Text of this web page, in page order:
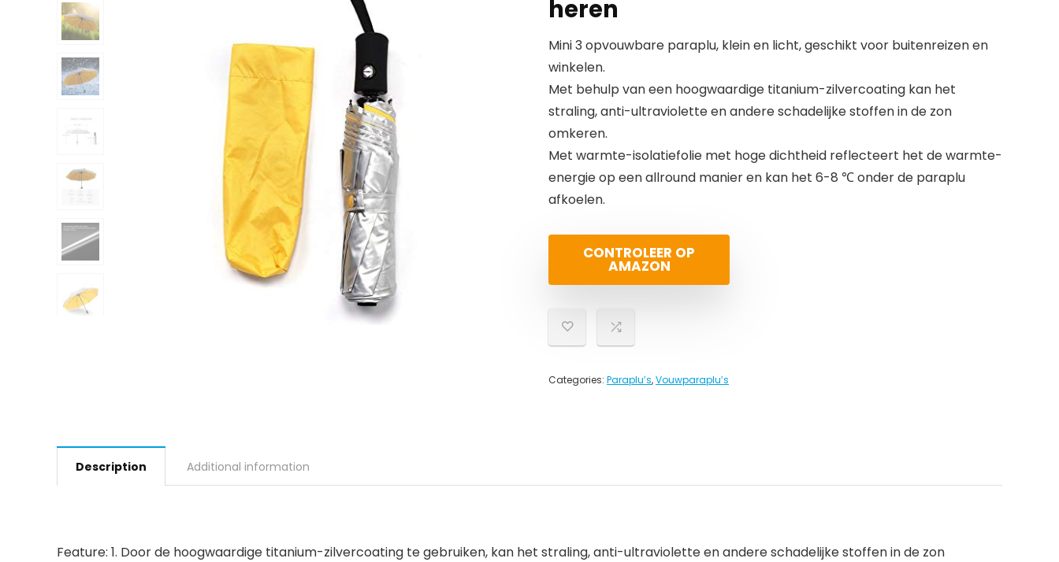
heren
Mini 3 opvouwbare paraplu, klein en licht, geschikt voor buitenreizen en
winkelen.
Met behulp van een hoogwaardige titanium-zilvercoating kan het
straling, anti-ultraviolette en andere schadelijke stoffen in de zon
omkeren.
Met warmte-isolatiefolie met hoge dichtheid reflecteert het de warmte-
energie op een allround manier en kan het 6-8 ℃ onder de paraplu
afkoelen.
CONTROLEER OP
AMAZON
Categories: Paraplu’s,Vouwparaplu’s
Description Additional information
Feature: 1. Door de hoogwaardige titanium-zilvercoating te gebruiken, kan het straling, anti-ultraviolette en andere schadelijke stoffen in de zon